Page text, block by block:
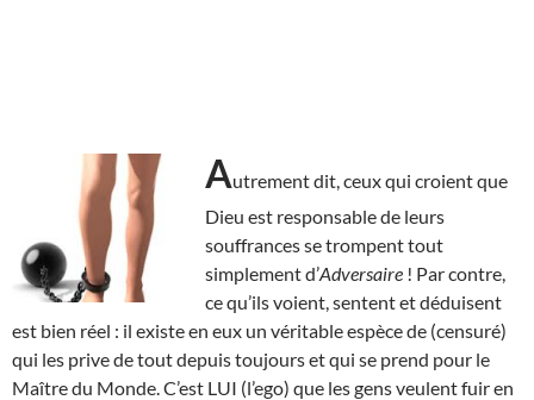
Autrement dit, ceux qui croient que
Dieu est responsable de leurs
souffrances se trompent tout
simplement d’Adversaire ! Par contre,
ce qu’ils voient, sentent et déduisent
est bien réel : il existe en eux un véritable espèce de (censuré)
qui les prive de tout depuis toujours et qui se prend pour le
Maître du Monde. C’est LUI (l’ego) que les gens veulent fuir en